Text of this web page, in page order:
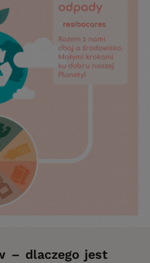
– dlaczego jest